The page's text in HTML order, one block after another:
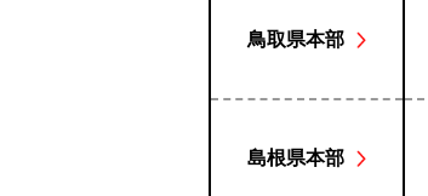
鳥取県本部
島根県本部